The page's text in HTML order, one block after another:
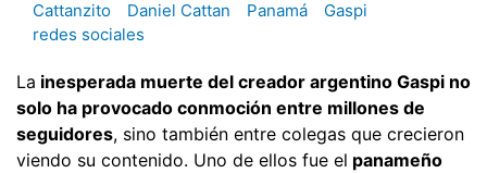
Cattanzito Daniel Cattan Panamá
Gaspi
redes sociales
La inesperada muerte del creador argentino Gaspi no
solo ha provocado conmoción entre millones de
seguidores, sino también entre colegas que crecieron
viendo su contenido. Uno de ellos fue el panameño